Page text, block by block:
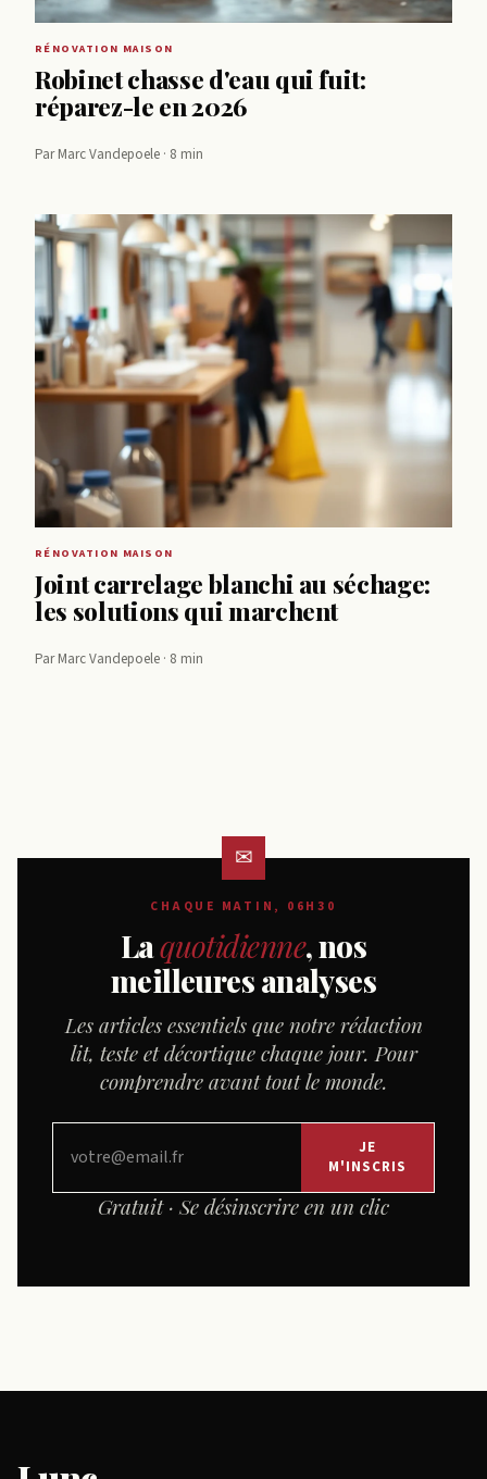
RÉNOVATION MAISON
Robinet chasse d'eau qui fuit:
réparez-le en 2026
Par Marc Vandepoele · 8 min
RÉNOVATION MAISON
Joint carrelage blanchi au séchage:
les solutions qui marchent
Par Marc Vandepoele · 8 min
CHAQUE MATIN, 06H30
Laquotidienne, nos
meilleures analyses
Les articles essentiels que notre rédaction
lit, teste et décortique chaque jour. Pour
comprendre avant tout le monde.
JE
M'INSCRIS
Gratuit · Se désinscrire en un clic